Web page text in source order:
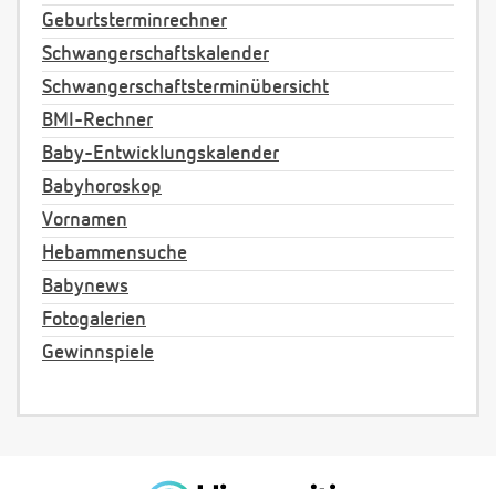
Geburtsterminrechner
Schwangerschaftskalender
Schwangerschaftsterminübersicht
BMI-Rechner
Baby-Entwicklungskalender
Babyhoroskop
Vornamen
Hebammensuche
Babynews
Fotogalerien
Gewinnspiele